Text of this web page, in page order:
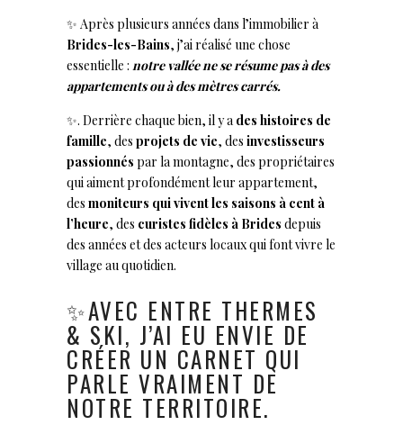
✨ Après plusieurs années dans l’immobilier à
Brides-les-Bains, j’ai réalisé une chose
essentielle : notre vallée ne se résume pas à des
appartements ou à des mètres carrés.
✨. Derrière chaque bien, il y a des histoires de
famille, des projets de vie, des investisseurs
passionnés par la montagne, des propriétaires
qui aiment profondément leur appartement,
des moniteurs qui vivent les saisons à cent à
l’heure, des curistes fidèles à Brides depuis
des années et des acteurs locaux qui font vivre le
village au quotidien.
✨AVEC ENTRE THERMES
& SKI, J’AI EU ENVIE DE
CRÉER UN CARNET QUI
PARLE VRAIMENT DE
NOTRE TERRITOIRE.